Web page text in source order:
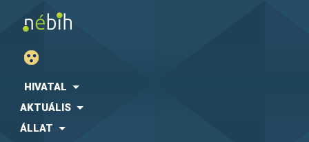
HIVATAL
AKTUÁLIS
ÁLLAT